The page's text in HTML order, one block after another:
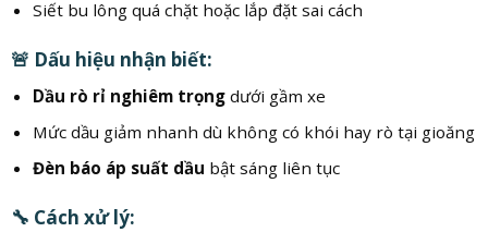
Siết bu lông quá chặt hoặc lắp đặt sai cách
🚨 Dấu hiệu nhận biết:
Dầu rò rỉ nghiêm trọngdưới gầm xe
Mức dầu giảm nhanh dù không có khói hay rò tại gioăng
Đèn báo áp suất dầu bật sáng liên tục
🔧 Cách xử lý: